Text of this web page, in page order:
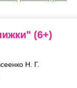
(6+)
Н. Г.